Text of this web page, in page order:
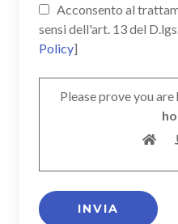
Acconsento al
sensi dell'art. 13 del
Policy]
Please prove you